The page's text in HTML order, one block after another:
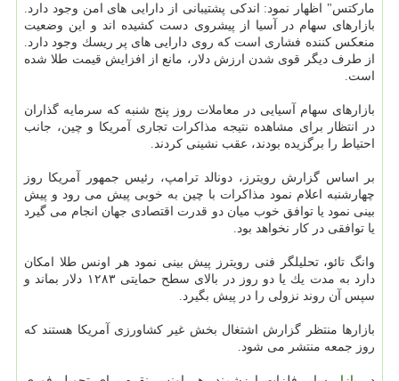
ماركتس" اظهار نمود: اندكی پشتیبانی از دارایی های امن وجود دارد.
بازارهای سهام در آسیا از پیشروی دست كشیده اند و این وضعیت
منعكس كننده فشاری است كه روی دارایی های پر ریسك وجود دارد.
از طرف دیگر قوی شدن ارزش دلار، مانع از افزایش قیمت طلا شده
است.
بازارهای سهام آسیایی در معاملات روز پنج شنبه كه سرمایه گذاران
در انتظار برای مشاهده نتیجه مذاكرات تجاری آمریكا و چین، جانب
احتیاط را برگزیده بودند، عقب نشینی كردند.
بر اساس گزارش رویترز، دونالد ترامپ، رئیس جمهور آمریكا روز
چهارشنبه اعلام نمود مذاكرات با چین به خوبی پیش می رود و پیش
بینی نمود یا توافق خوب میان دو قدرت اقتصادی جهان انجام می گیرد
یا توافقی در كار نخواهد بود.
وانگ تائو، تحلیلگر فنی رویترز پیش بینی نمود هر اونس طلا امكان
دارد به مدت یك یا دو روز در بالای سطح حمایتی ۱۲۸۳ دلار بماند و
سپس آن روند نزولی را در پیش بگیرد.
بازارها منتظر گزارش اشتغال بخش غیر كشاورزی آمریكا هستند كه
روز جمعه منتشر می شود.